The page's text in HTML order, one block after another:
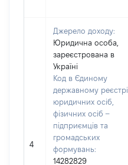
4
Джерело доходу:
Юридична особа,
зареєстрована в
Україні
Код в Єдиному
державному реєстрі
юридичних осіб,
фізичних осіб –
підприємців та
громадських
формувань:
14282829